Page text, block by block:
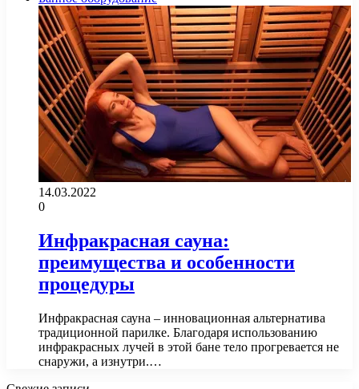
14.03.2022
0
Инфракрасная сауна:
преимущества и особенности
процедуры
Инфракрасная сауна – инновационная альтернатива
традиционной парилке. Благодаря использованию
инфракрасных лучей в этой бане тело прогревается не
снаружи, а изнутри.…